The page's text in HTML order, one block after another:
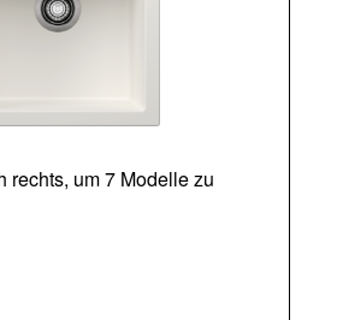
rechts, um 7 Modelle zu